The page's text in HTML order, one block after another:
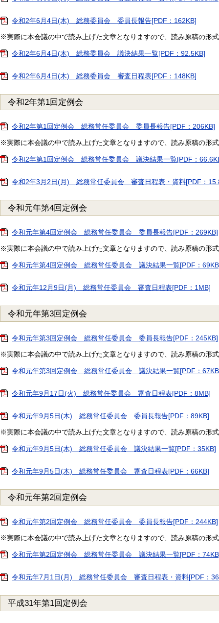
令和2年6月4日(木) 総務委員会 委員長報告[PDF：162KB]
※実際に本会議の中で読み上げた文章となりますので、読み原稿の形
令和2年6月4日(木) 総務委員会 議決結果一覧[PDF：92.5KB]
令和2年6月4日(木) 総務委員会 審査日程表[PDF：148KB]
令和2年第1回定例会
令和2年第1回定例会 総務常任委員会 委員長報告[PDF：206KB]
※実際に本会議の中で読み上げた文章となりますので、読み原稿の形
令和2年第1回定例会 総務常任委員会 議決結果一覧[PDF：
令和2年3月2日(月) 総務常任委員会 審査日程表・資料[PDF：
令和元年第4回定例会
令和元年第4回定例会 総務常任委員会 委員長報告[PDF：269KB]
※実際に本会議の中で読み上げた文章となりますので、読み原稿の形
令和元年第4回定例会 総務常任委員会 議決結果一覧[PDF：
令和元年12月9日(月) 総務常任委員会 審査日程表[PDF：1MB]
令和元年第3回定例会
令和元年第3回定例会 総務常任委員会 委員長報告[PDF：245KB]
※実際に本会議の中で読み上げた文章となりますので、読み原稿の形
令和元年第3回定例会 総務常任委員会 議決結果一覧[PDF：
令和元年9月17日(火) 総務常任委員会 審査日程表[PDF：8MB]
令和元年9月5日(木) 総務常任委員会 委員長報告[PDF：89KB]
※実際に本会議の中で読み上げた文章となりますので、読み原稿の形
令和元年9月5日(木) 総務常任委員会 議決結果一覧[PDF：35KB]
令和元年9月5日(木) 総務常任委員会 審査日程表[PDF：66KB]
令和元年第2回定例会
令和元年第2回定例会 総務常任委員会 委員長報告[PDF：244KB]
※実際に本会議の中で読み上げた文章となりますので、読み原稿の形
令和元年第2回定例会 総務常任委員会 議決結果一覧[PDF：
令和元年7月1日(月) 総務常任委員会 審査日程表・資料[PDF：
平成31年第1回定例会